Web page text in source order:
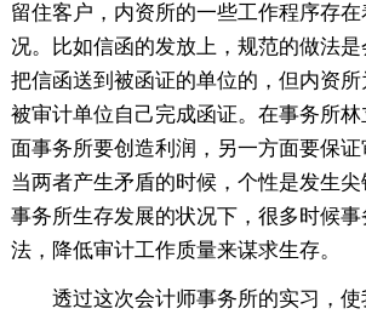
留住客户，内资所的一些工作程序存
况。比如信函的发放上，规范的做法
把信函送到被函证的单位的，但内资
被审计单位自己完成函证。在事务所
面事务所要创造利润，另一方面要保证
当两者产生矛盾的时候，个性是发生尖
事务所生存发展的状况下，很多时候
法，降低审计工作质量来谋求生存。
透过这次会计师事务所的实习，